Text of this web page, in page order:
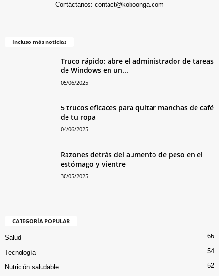
Contáctanos: contact@koboonga.com
Incluso más noticias
Truco rápido: abre el administrador de tareas
de Windows en un...
05/06/2025
5 trucos eficaces para quitar manchas de café
de tu ropa
04/06/2025
Razones detrás del aumento de peso en el
estómago y vientre
30/05/2025
CATEGORÍA POPULAR
Salud 66
Tecnología 54
Nutrición saludable 52